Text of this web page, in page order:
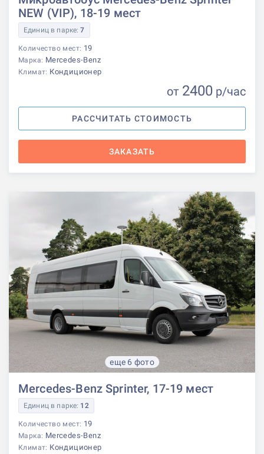
NEW (VIP), 18-19 мест
Единиц в парке:7
Количество мест: 19
Марка: Mercedes-Benz
Климат: Кондиционер
от 2400 р/час
РАССЧИТАТЬ СТОИМОСТЬ
ЗАКАЗАТЬ
еще 6 фото
Mercedes-Benz Sprinter, 17-19 мест
Единиц в парке: 12
Количество мест: 19
Марка: Mercedes-Benz
Климат: Кондиционер